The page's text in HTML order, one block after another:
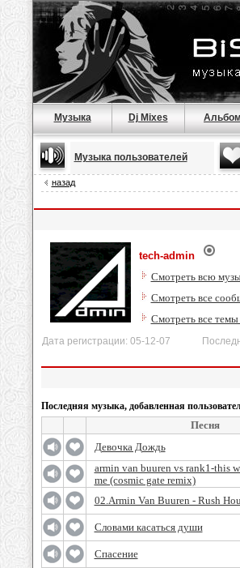
Музыка Dj Mixes
Музыка пользователей
назад
tech-admin
Смотреть всю
Смотреть все
Смотреть все темы
Дата регистрации: 05-12-07
Последняя музыка, добавленная
Песня
Девочка Дождь
armin van buuren vs rank1-this
me (cosmic gate remix)
02.Armin Van Buuren - Rush
Словами касаться души
Спасение